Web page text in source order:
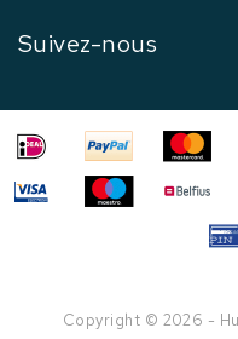
Suivez-nous
Copyright © 2026 -